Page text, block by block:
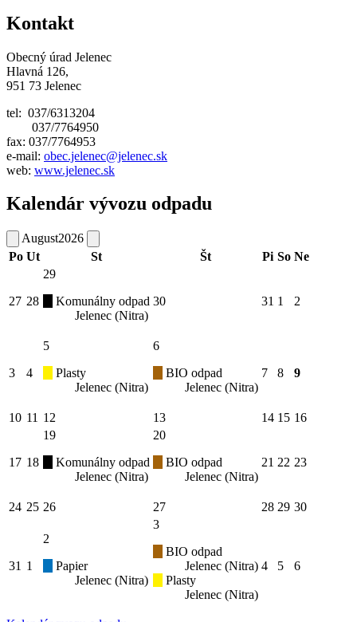
Kontakt
Obecný úrad Jelenec
Hlavná 126,
951 73 Jelenec
tel: 037/6313204
037/7764950
fax: 037/7764953
e-mail: obec.jelenec@jelenec.sk
web: www.jelenec.sk
Kalendár vývozu odpadu
August2026
Po Ut St Št Pi So Ne
27 28
29
Komunálny odpad
Jelenec (Nitra)
30 31 1 2
3 4
5
Plasty
Jelenec (Nitra)
6
BIO odpad
Jelenec (Nitra)
7 8 9
10 11 12 13 14 15 16
17 18
19
Komunálny odpad
Jelenec (Nitra)
20
BIO odpad
Jelenec (Nitra)
21 22 23
24 25 26 27 28 29 30
31 1
2
Papier
Jelenec (Nitra)
3
BIO odpad
Jelenec (Nitra)
Plasty
Jelenec (Nitra)
4 5 6